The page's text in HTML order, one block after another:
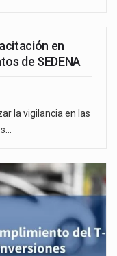
en
de SEDENA
la vigilancia en las